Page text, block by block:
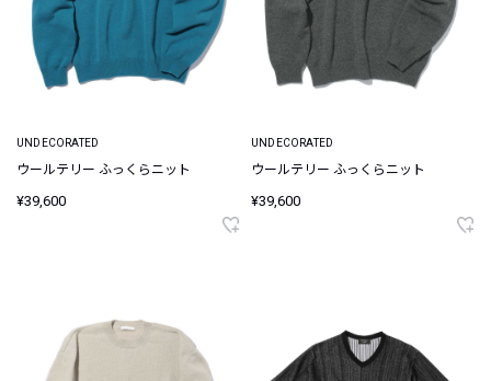
UNDECORATED
ウールテリー ふっくらニット
¥39,600
UNDECORATED
ウールテリー ふっくらニット
¥39,600